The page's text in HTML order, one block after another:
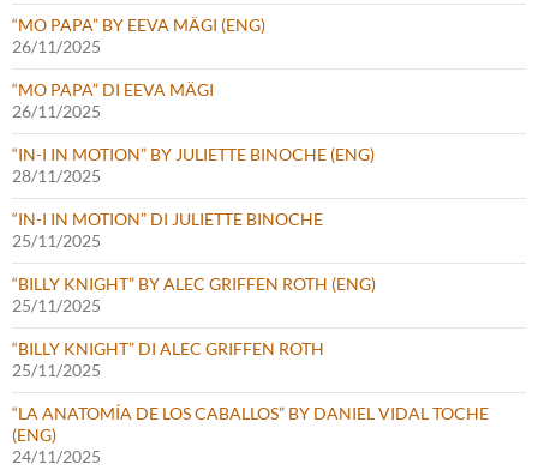
“MO PAPA” BY EEVA MÄGI (ENG)
26/11/2025
“MO PAPA” DI EEVA MÄGI
26/11/2025
“IN-I IN MOTION” BY JULIETTE BINOCHE (ENG)
28/11/2025
“IN-I IN MOTION” DI JULIETTE BINOCHE
25/11/2025
“BILLY KNIGHT” BY ALEC GRIFFEN ROTH (ENG)
25/11/2025
“BILLY KNIGHT” DI ALEC GRIFFEN ROTH
25/11/2025
“LA ANATOMÍA DE LOS CABALLOS” BY DANIEL VIDAL TOCHE
(ENG)
24/11/2025